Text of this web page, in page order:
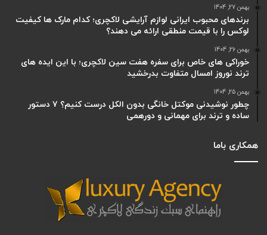
بهمن 27, 1404
برندهای محبوب ایرانی لوازم آرایشی لاکچری؛ کدام مارک ها کیفیت
لوکس را با قیمت منطقی ارائه می دهند؟
بهمن 26, 1404
خوراکی های خاص برای سفره هفت سین لاکچری؛ با این ایده های
ترند نوروز امسال متفاوت بدرخشید
بهمن 25, 1404
چطور نوشیدنی موکتل خانگی بدون الکل درست کنیم؟ ۷ دستور
ساده و ترند برای مهمانی و دورهمی
همکاری باما